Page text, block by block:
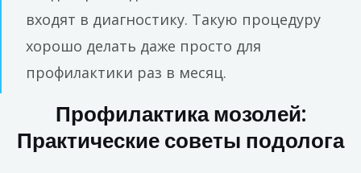
входят в диагностику. Такую процедуру
хорошо делать даже просто для
профилактики раз в месяц.
Профилактика мозолей:
Практические советы подолога